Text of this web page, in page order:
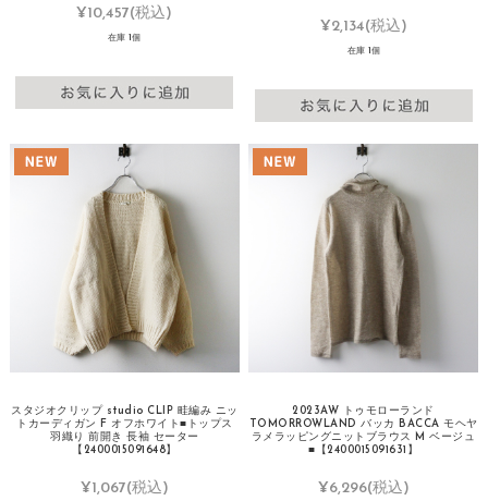
¥10,457(税込)
在庫 1個
¥2,134(税込)
在庫 1個
スタジオクリップ studio CLIP 畦編み ニッ
トカーディガン F オフホワイト■トップス
羽織り 前開き 長袖 セーター
【2400015091648】
¥1,067(税込)
2023AW トゥモローランド
TOMORROWLAND バッカ BACCA モヘヤ
ラメラッピングニットブラウス M ベージュ
■【2400015091631】
¥6,296(税込)